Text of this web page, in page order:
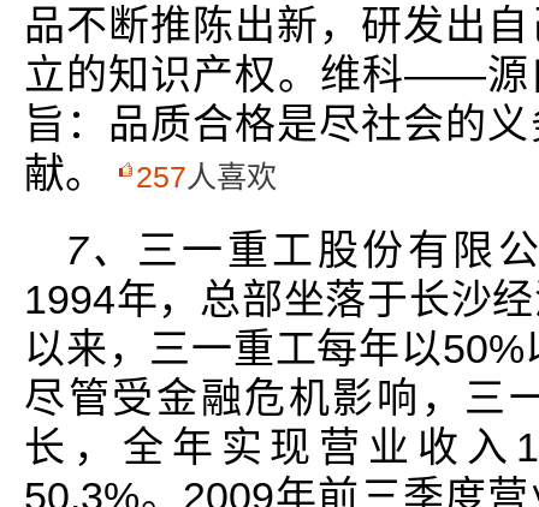
品不断推陈出新，研发出
立的知识产权。维科——源
旨：品质合格是尽社会的
献。
257人喜欢
7、 三一重工股份有限
1994年，总部坐落于长沙
以来，三一重工每年以
尽管受金融危机影响，三
长，全年实现营业收入
50.3%。2009年前三季度